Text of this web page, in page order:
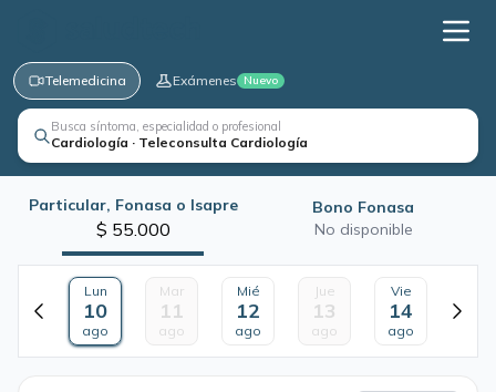
Telemedicina Exámenes Nuevo
Busca síntoma, especialidad o profesional
Cardiología · Teleconsulta Cardiología
Particular, Fonasa o Isapre
$ 55.000
Bono Fonasa
No disponible
Lun
10
ago
Mar
11
ago
Mié
12
ago
Jue
13
ago
Vie
14
ago